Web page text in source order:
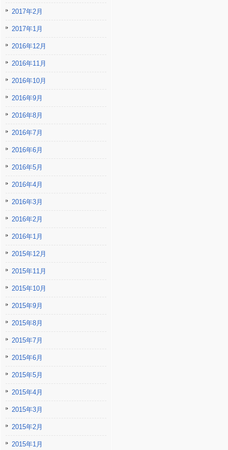
2017年2月
2017年1月
2016年12月
2016年11月
2016年10月
2016年9月
2016年8月
2016年7月
2016年6月
2016年5月
2016年4月
2016年3月
2016年2月
2016年1月
2015年12月
2015年11月
2015年10月
2015年9月
2015年8月
2015年7月
2015年6月
2015年5月
2015年4月
2015年3月
2015年2月
2015年1月